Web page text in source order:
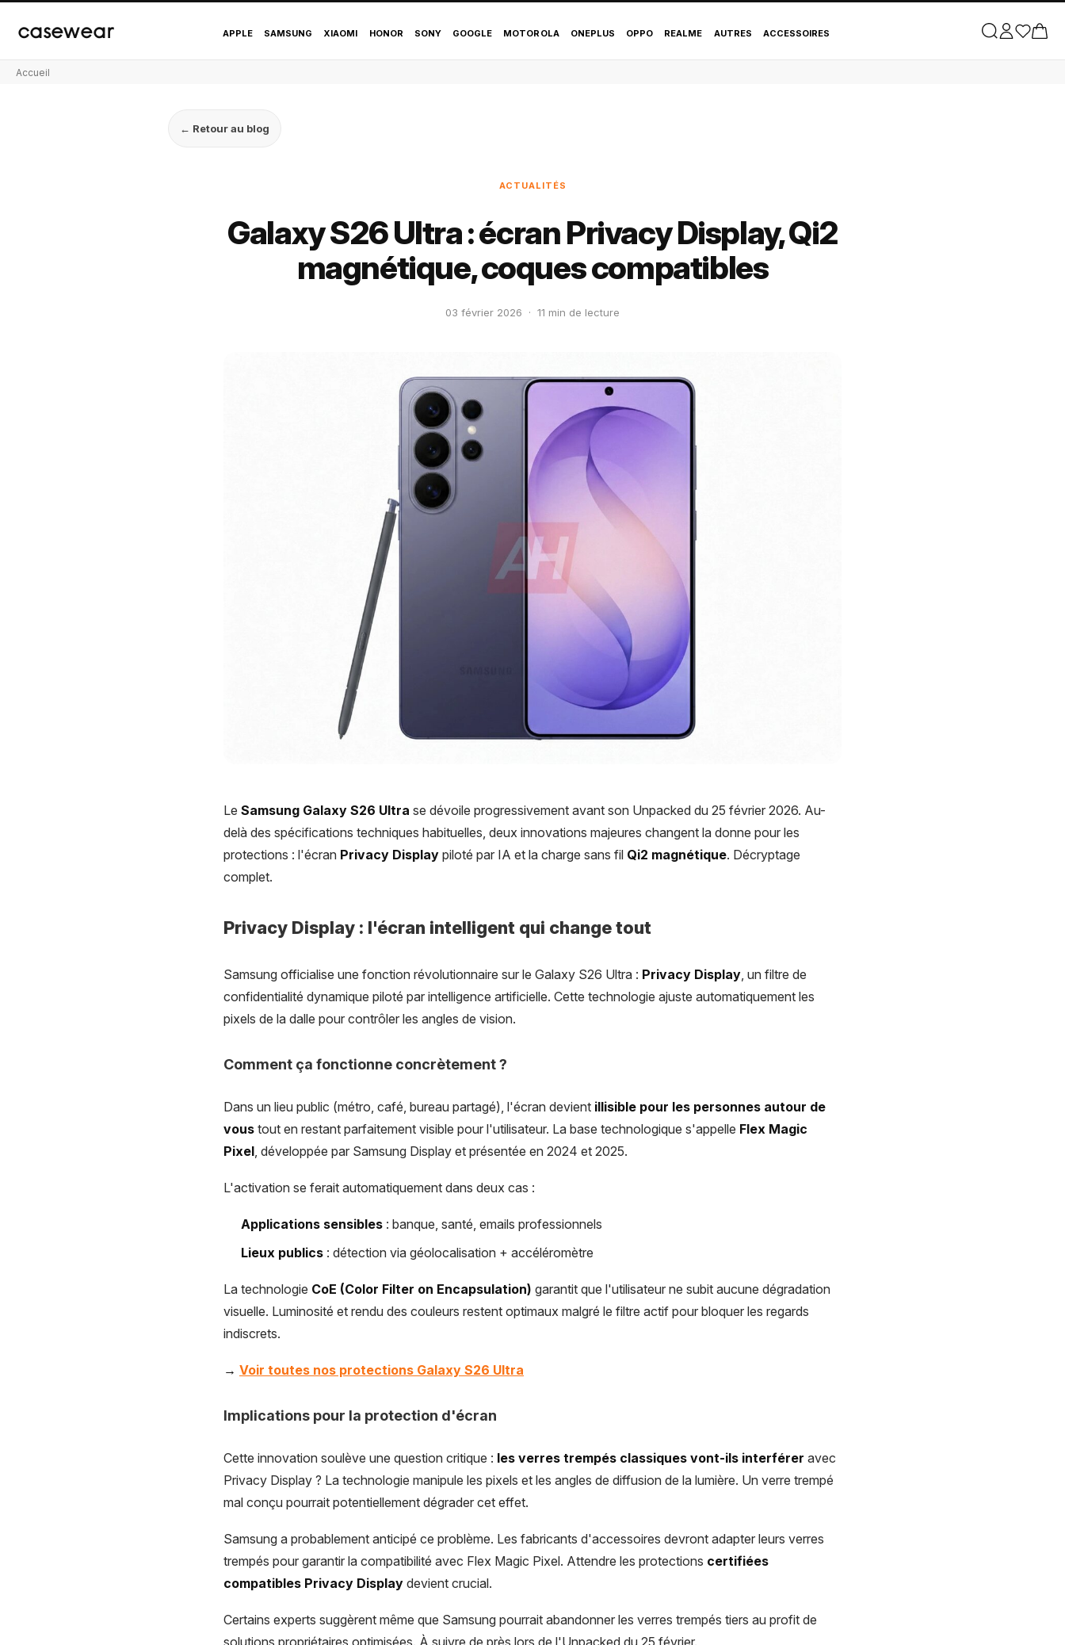
casewear APPLE SAMSUNG XIAOMI HONOR SONY GOOGLE MOTOROLA ONEPLUS OPPO REALME AUTRES ACCESSOIRES
Accueil
← Retour au blog
ACTUALITÉS
Galaxy S26 Ultra : écran Privacy Display, Qi2
magnétique, coques compatibles
03 février 2026 · 11 min de lecture
Le Samsung Galaxy S26 Ultra se dévoile progressivement avant son Unpacked du 25 février 2026. Au-
delà des spécifications techniques habituelles, deux innovations majeures changent la donne pour les
protections : l'écran Privacy Display piloté par IA et la charge sans fil Qi2 magnétique. Décryptage
complet.
Privacy Display : l'écran intelligent qui change tout
Samsung officialise une fonction révolutionnaire sur le Galaxy S26 Ultra : Privacy Display , un filtre de
confidentialité dynamique piloté par intelligence artificielle. Cette technologie ajuste automatiquement les
pixels de la dalle pour contrôler les angles de vision.
Comment ça fonctionne concrètement ?
Dans un lieu public (métro, café, bureau partagé), l'écran devient illisible pour les personnes autour de
vous tout en restant parfaitement visible pour l'utilisateur. La base technologique s'appelle Flex Magic
Pixel , développée par Samsung Display et présentée en 2024 et 2025.
L'activation se ferait automatiquement dans deux cas :
Applications sensibles : banque, santé, emails professionnels
Lieux publics : détection via géolocalisation + accéléromètre
La technologie CoE (Color Filter on Encapsulation) garantit que l'utilisateur ne subit aucune dégradation
visuelle. Luminosité et rendu des couleurs restent optimaux malgré le filtre actif pour bloquer les regards
indiscrets.
→ Voir toutes nos protections Galaxy S26 Ultra
Implications pour la protection d'écran
Cette innovation soulève une question critique : les verres trempés classiques vont-ils interférer avec
Privacy Display ? La technologie manipule les pixels et les angles de diffusion de la lumière. Un verre trempé
mal conçu pourrait potentiellement dégrader cet effet.
Samsung a probablement anticipé ce problème. Les fabricants d'accessoires devront adapter leurs verres
trempés pour garantir la compatibilité avec Flex Magic Pixel. Attendre les protections certifiées
compatibles Privacy Display devient crucial.
Certains experts suggèrent même que Samsung pourrait abandonner les verres trempés tiers au profit de
solutions propriétaires optimisées. À suivre de près lors de l'Unpacked du 25 février.